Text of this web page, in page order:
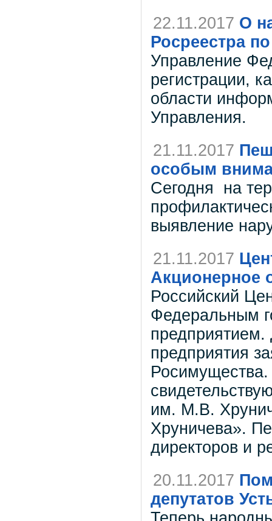
22.11.2017 О
Росреестра
Управление
регистрации,
области
Управления.
21.11.2017
особым
Сегодня на
выявление
21.11.2017
Акционерное
Российский
Федеральным
предприятием.
предприятия
им. М.В.
Хруничева».
директоров и
20.11.2017
депутатов